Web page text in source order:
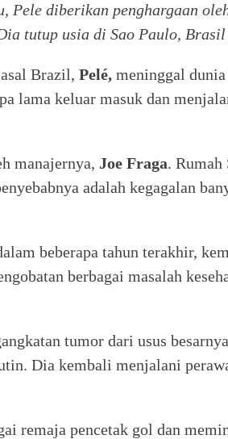
Pele diberikan penghargaan
tutup usia di Sao Paulo,
Brazil, Pelé, meninggal
lama keluar masuk dan
manajernya, Joe Fraga.
adalah kegagalan
beberapa tahun terakhir,
berbagai masalah
tumor dari usus
Dia kembali menjalani
remaja pencetak gol dan